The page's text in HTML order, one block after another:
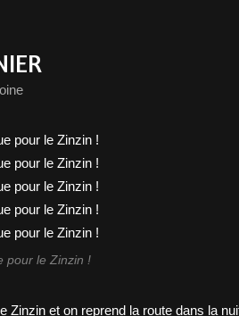
pour le Zinzin !